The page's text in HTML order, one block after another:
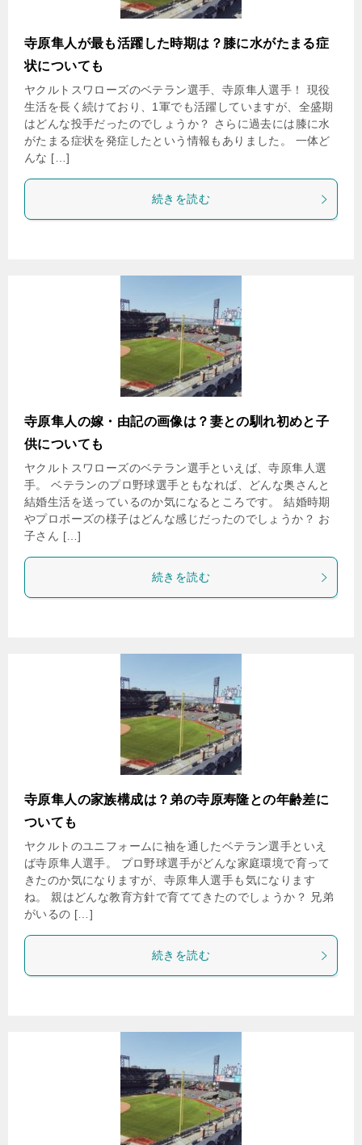
寺原隼人が最も活躍した時期は？膝に水がたまる症
状についても
ヤクルトスワローズのベテラン選手、寺原隼人選手！ 現役
生活を長く続けており、1軍でも活躍していますが、全盛期
はどんな投手だったのでしょうか？ さらに過去には膝に水
がたまる症状を発症したという情報もありました。 一体ど
んな […]
続きを読む
寺原隼人の嫁・由記の画像は？妻との馴れ初めと子
供についても
ヤクルトスワローズのベテラン選手といえば、寺原隼人選
手。 ベテランのプロ野球選手ともなれば、どんな奥さんと
結婚生活を送っているのか気になるところです。 結婚時期
やプロポーズの様子はどんな感じだったのでしょうか？ お
子さん […]
続きを読む
寺原隼人の家族構成は？弟の寺原寿隆との年齢差に
ついても
ヤクルトのユニフォームに袖を通したベテラン選手といえ
ば寺原隼人選手。 プロ野球選手がどんな家庭環境で育って
きたのか気になりますが、寺原隼人選手も気になります
ね。 親はどんな教育方針で育ててきたのでしょうか？ 兄弟
がいるの […]
続きを読む